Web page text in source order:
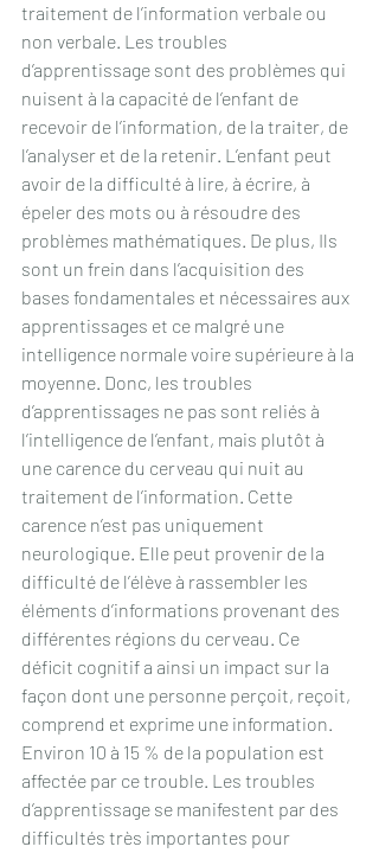
traitement de l’information verbale ou
non verbale. Les troubles
d’apprentissage sont des problèmes qui
nuisent à la capacité de l’enfant de
recevoir de l’information, de la traiter, de
l’analyser et de la retenir. L’enfant peut
avoir de la difficulté à lire, à écrire, à
épeler des mots ou à résoudre des
problèmes mathématiques. De plus, Ils
sont un frein dans l’acquisition des
bases fondamentales et nécessaires aux
apprentissages et ce malgré une
intelligence normale voire supérieure à la
moyenne. Donc, les troubles
d’apprentissages ne pas sont reliés à
l’intelligence de l’enfant, mais plutôt à
une carence du cerveau qui nuit au
traitement de l’information. Cette
carence n’est pas uniquement
neurologique. Elle peut provenir de la
difficulté de l’élève à rassembler les
éléments d’informations provenant des
différentes régions du cerveau. Ce
déficit cognitif a ainsi un impact sur la
façon dont une personne perçoit, reçoit,
comprend et exprime une information.
Environ 10 à 15 % de la population est
affectée par ce trouble. Les troubles
d’apprentissage se manifestent par des
difficultés très importantes pour